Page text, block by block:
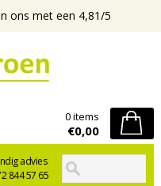
ons met een 4,81/5
advies
844 57 65
0 items
€0,00